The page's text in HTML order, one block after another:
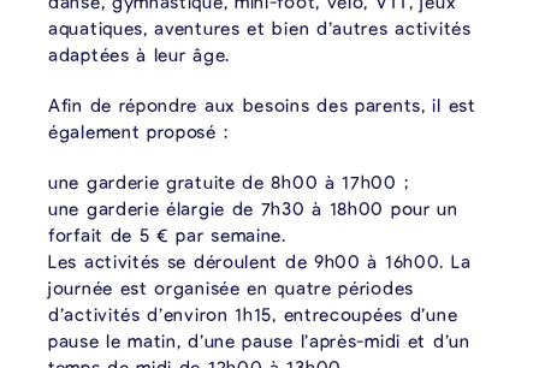
aquatiques, aventures et bien d’autres activités
adaptées à leur âge.
Afin de répondre aux besoins des parents, il est
également proposé :
une garderie gratuite de 8h00 à 17h00 ;
une garderie élargie de 7h30 à 18h00 pour un
forfait de 5 € par semaine.
Les activités se déroulent de 9h00 à 16h00. La
journée est organisée en quatre périodes
d’activités d’environ 1h15, entrecoupées d’une
pause le matin, d’une pause l’après-midi et d’un